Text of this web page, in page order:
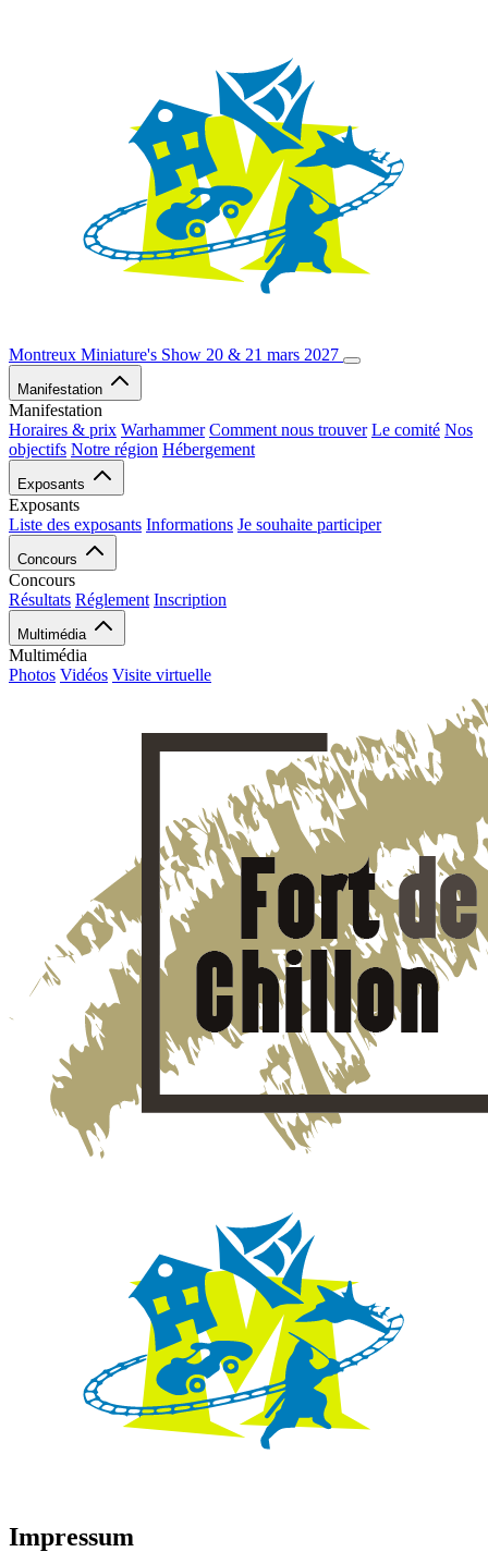
Montreux Miniature's Show 20 & 21 mars 2027
Manifestation
Manifestation
Horaires & prix Warhammer Comment nous trouver Le comité Nos
objectifs Notre région Hébergement
Exposants
Exposants
Liste des exposants Informations Je souhaite participer
Concours
Concours
Résultats Réglement Inscription
Multimédia
Multimédia
Photos Vidéos Visite virtuelle
Impressum